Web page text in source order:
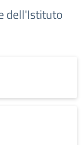
dell'Istituto